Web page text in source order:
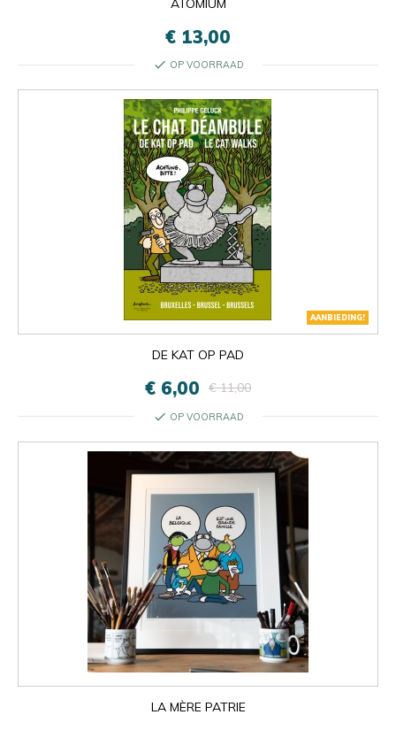
€ 13,00
check OP VOORRAAD
AANBIEDING!
DE KAT OP PAD
€ 6,00 € 11,00
check OP VOORRAAD
LA MÈRE PATRIE